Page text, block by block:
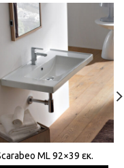
ML 92×39 εκ.